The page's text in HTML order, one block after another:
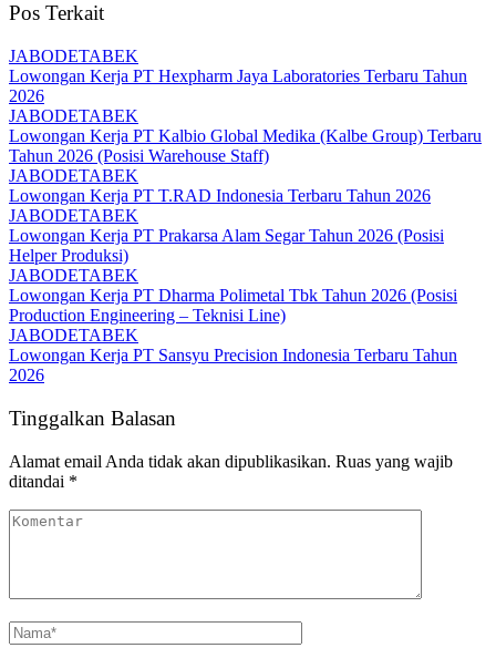
Pos Terkait
JABODETABEK
Lowongan Kerja PT Hexpharm Jaya Laboratories Terbaru Tahun
2026
JABODETABEK
Lowongan Kerja PT Kalbio Global Medika (Kalbe Group) Terbaru
Tahun 2026 (Posisi Warehouse Staff)
JABODETABEK
Lowongan Kerja PT T.RAD Indonesia Terbaru Tahun 2026
JABODETABEK
Lowongan Kerja PT Prakarsa Alam Segar Tahun 2026 (Posisi
Helper Produksi)
JABODETABEK
Lowongan Kerja PT Dharma Polimetal Tbk Tahun 2026 (Posisi
Production Engineering – Teknisi Line)
JABODETABEK
Lowongan Kerja PT Sansyu Precision Indonesia Terbaru Tahun
2026
Tinggalkan Balasan
Alamat email Anda tidak akan dipublikasikan. Ruas yang wajib
ditandai *